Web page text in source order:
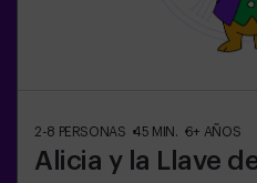
2-8 PERSONAS 45 MIN. 6+ AÑOS
Alicia y la Llave